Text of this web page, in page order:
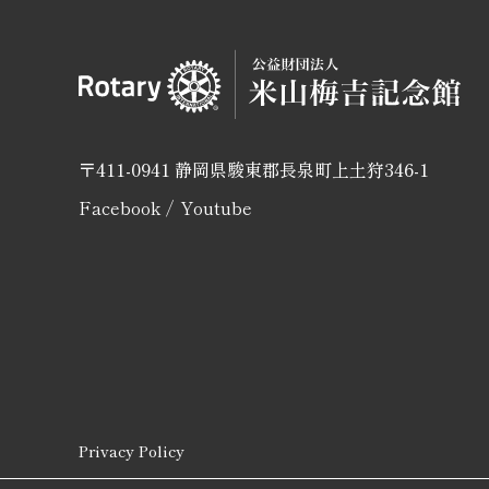
〒411-0941 静岡県駿東郡長泉町上土狩346-1
Facebook
Youtube
Privacy Policy